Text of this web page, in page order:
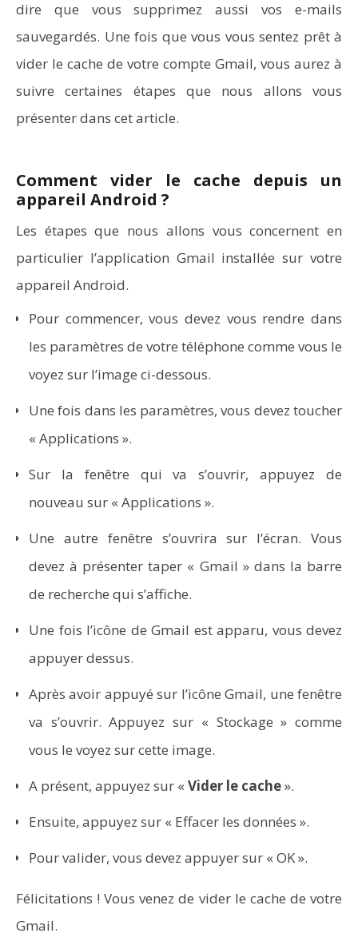
Word en PDF : les outils qui respectent la mise en
Aspirateurs ECOVACS : Top 9 des meilleurs modèles de
sous Windows 10 ?
dire que vous supprimez aussi vos e-mails
sauvegardés. Une fois que vous vous sentez prêt à
vider le cache de votre compte Gmail, vous aurez à
suivre certaines étapes que nous allons vous
présenter dans cet article.
Comment vider le cache depuis un
appareil Android ?
Les étapes que nous allons vous concernent en
particulier l’application Gmail installée sur votre
appareil Android.
Pour commencer, vous devez vous rendre dans
les paramètres de votre téléphone comme vous le
voyez sur l’image ci-dessous.
Une fois dans les paramètres, vous devez toucher
« Applications ».
Sur la fenêtre qui va s’ouvrir, appuyez de
nouveau sur « Applications ».
Une autre fenêtre s’ouvrira sur l’écran. Vous
devez à présenter taper « Gmail » dans la barre
de recherche qui s’affiche.
Une fois l’icône de Gmail est apparu, vous devez
appuyer dessus.
Après avoir appuyé sur l’icône Gmail, une fenêtre
va s’ouvrir. Appuyez sur « Stockage » comme
vous le voyez sur cette image.
A présent, appuyez sur « Vider le cache».
Ensuite, appuyez sur « Effacer les données ».
Pour valider, vous devez appuyer sur « OK ».
Félicitations ! Vous venez de vider le cache de votre
Gmail.